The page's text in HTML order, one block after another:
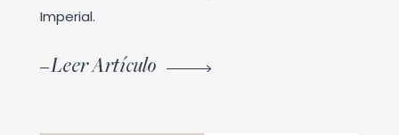
Imperial.
Leer Artículo